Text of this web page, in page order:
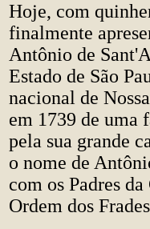
Hoje, com
finalmente
Antônio de
Estado de São
nacional de
em 1739 de uma
pela sua grande
o nome de
com os Padres
Ordem dos